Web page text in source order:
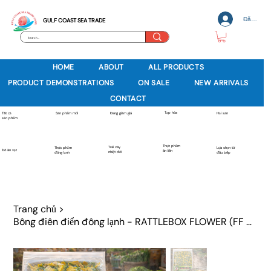
GULF COAST SEA TRADE Đăng
HOME ABOUT
ALL PRODUCTS
PRODUCT DEMONSTRATIONS
ON SALE
NEW ARRIVALS
CONTACT
Tất cả
sản phẩm
Sản phẩm mới Đang giảm giá Tạp hóa Hải sản
Đồ ăn vặt
Thực phẩm
đông lạnh
Trái cây
nhiệt đới
Thực phẩm
ăn liền
Lựa chọn từ
đầu bếp
Trang chủ >
Bông điên điển đông lạnh - RATTLEBOX FLOWER (FF 00788)